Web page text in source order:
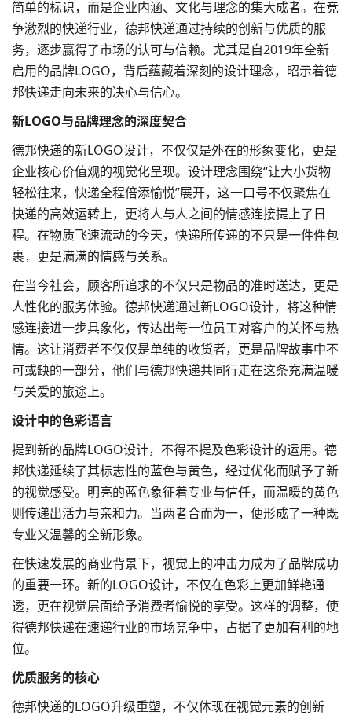
简单的标识，而是企业内涵、文化与理念的集大成者。在竞
争激烈的快递行业，德邦快递通过持续的创新与优质的服
务，逐步赢得了市场的认可与信赖。尤其是自2019年全新
启用的品牌LOGO，背后蕴藏着深刻的设计理念，昭示着德
邦快递走向未来的决心与信心。
新LOGO与品牌理念的深度契合
德邦快递的新LOGO设计，不仅仅是外在的形象变化，更是
企业核心价值观的视觉化呈现。设计理念围绕“让大小货物
轻松往来，快递全程倍添愉悦”展开，这一口号不仅聚焦在
快递的高效运转上，更将人与人之间的情感连接提上了日
程。在物质飞速流动的今天，快递所传递的不只是一件件包
裹，更是满满的情感与关系。
在当今社会，顾客所追求的不仅只是物品的准时送达，更是
人性化的服务体验。德邦快递通过新LOGO设计，将这种情
感连接进一步具象化，传达出每一位员工对客户的关怀与热
情。这让消费者不仅仅是单纯的收货者，更是品牌故事中不
可或缺的一部分，他们与德邦快递共同行走在这条充满温暖
与关爱的旅途上。
设计中的色彩语言
提到新的品牌LOGO设计，不得不提及色彩设计的运用。德
邦快递延续了其标志性的蓝色与黄色，经过优化而赋予了新
的视觉感受。明亮的蓝色象征着专业与信任，而温暖的黄色
则传递出活力与亲和力。当两者合而为一，便形成了一种既
专业又温馨的全新形象。
在快速发展的商业背景下，视觉上的冲击力成为了品牌成功
的重要一环。新的LOGO设计，不仅在色彩上更加鲜艳通
透，更在视觉层面给予消费者愉悦的享受。这样的调整，使
得德邦快递在速递行业的市场竞争中，占据了更加有利的地
位。
优质服务的核心
德邦快递的LOGO升级重塑，不仅体现在视觉元素的创新